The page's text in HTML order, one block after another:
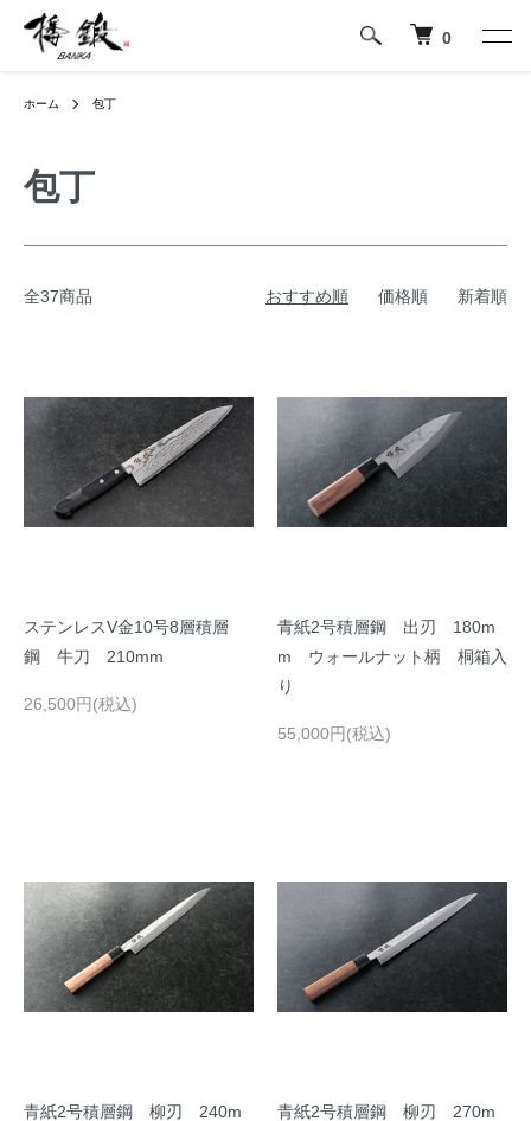
0
ホーム 包丁
包丁
全37商品 おすすめ順 価格順 新着順
ステンレスV金10号8層積層
鋼 牛刀 210mm
26,500円(税込)
青紙2号積層鋼 出刃 180m
m ウォールナット柄 桐箱入
り
55,000円(税込)
青紙2号積層鋼 柳刃 240m
青紙2号積層鋼 柳刃 270m